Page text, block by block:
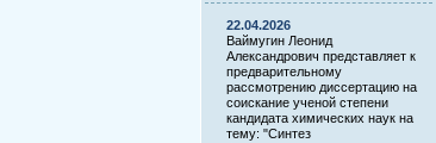
22.04.2026
Ваймугин Леонид
Александрович представляет к
предварительному
рассмотрению диссертацию на
соискание ученой степени
кандидата химических наук на
тему: "Синтез